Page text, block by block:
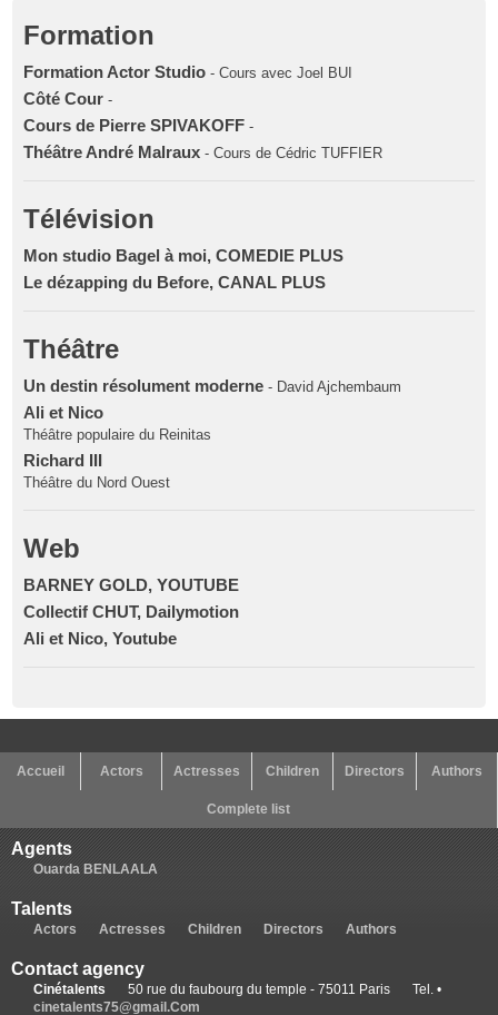
Formation
Formation Actor Studio - Cours avec Joel BUI
Côté Cour -
Cours de Pierre SPIVAKOFF -
Théâtre André Malraux - Cours de Cédric TUFFIER
Télévision
Mon studio Bagel à moi, COMEDIE PLUS
Le dézapping du Before, CANAL PLUS
Théâtre
Un destin résolument moderne - David Ajchembaum
Ali et Nico
Théâtre populaire du Reinitas
Richard III
Théâtre du Nord Ouest
Web
BARNEY GOLD, YOUTUBE
Collectif CHUT, Dailymotion
Ali et Nico, Youtube
Accueil Actors Actresses Children Directors Authors
Complete list
Agents
Ouarda BENLAALA
Talents
Actors Actresses Children Directors Authors
Contact agency
Cinétalents 50 rue du faubourg du temple - 75011 Paris
Tel. •
cinetalents75@gmail.Com